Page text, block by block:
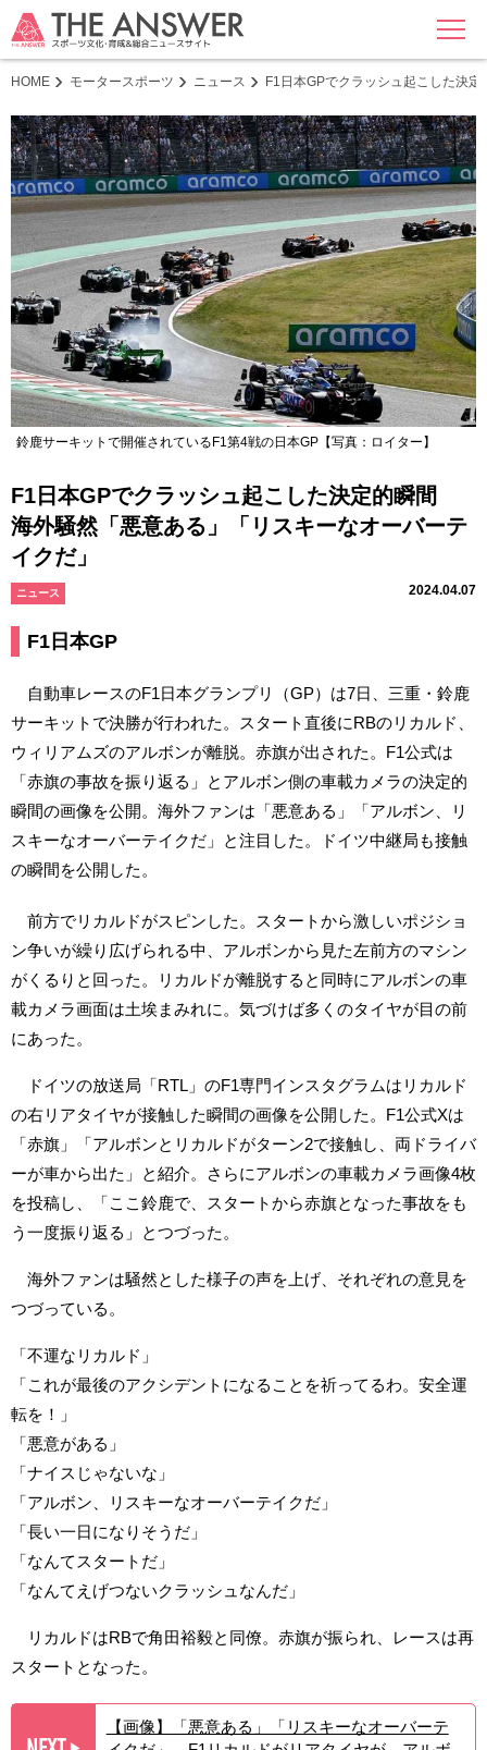
MENU
HOME モータースポーツ ニュース F1日本GPでクラッシュ起こした決
鈴鹿サーキットで開催されているF1第4戦の日本GP【写真：ロイター】
F1日本GPでクラッシュ起こした決定的瞬間
海外騒然「悪意ある」「リスキーなオーバーテ
イクだ」
ニュース 2024.04.07
F1日本GP
自動車レースのF1日本グランプリ（GP）は7日、三重・鈴鹿
サーキットで決勝が行われた。スタート直後にRBのリカルド、
ウィリアムズのアルボンが離脱。赤旗が出された。F1公式は
「赤旗の事故を振り返る」とアルボン側の車載カメラの決定的
瞬間の画像を公開。海外ファンは「悪意ある」「アルボン、リ
スキーなオーバーテイクだ」と注目した。ドイツ中継局も接触
の瞬間を公開した。
前方でリカルドがスピンした。スタートから激しいポジショ
ン争いが繰り広げられる中、アルボンから見た左前方のマシン
がくるりと回った。リカルドが離脱すると同時にアルボンの車
載カメラ画面は土埃まみれに。気づけば多くのタイヤが目の前
にあった。
ドイツの放送局「RTL」のF1専門インスタグラムはリカルド
の右リアタイヤが接触した瞬間の画像を公開した。F1公式Xは
「赤旗」「アルボンとリカルドがターン2で接触し、両ドライバ
ーが車から出た」と紹介。さらにアルボンの車載カメラ画像4枚
を投稿し、「ここ鈴鹿で、スタートから赤旗となった事故をも
う一度振り返る」とつづった。
海外ファンは騒然とした様子の声を上げ、それぞれの意見を
つづっている。
「不運なリカルド」
「これが最後のアクシデントになることを祈ってるわ。安全運
転を！」
「悪意がある」
「ナイスじゃないな」
「アルボン、リスキーなオーバーテイクだ」
「長い一日になりそうだ」
「なんてスタートだ」
「なんてえげつないクラッシュなんだ」
リカルドはRBで角田裕毅と同僚。赤旗が振られ、レースは再
スタートとなった。
【画像】「悪意ある」「リスキーなオーバーテ